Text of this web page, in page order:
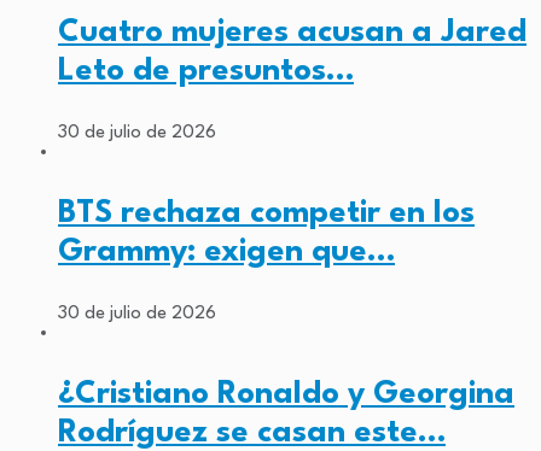
Cuatro mujeres acusan a Jared
Leto de presuntos…
30 de julio de 2026
BTS rechaza competir en los
Grammy: exigen que…
30 de julio de 2026
¿Cristiano Ronaldo y Georgina
Rodríguez se casan este…